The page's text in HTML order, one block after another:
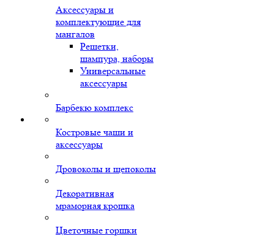
Аксессуары и
комплектующие для
мангалов
Решетки,
шампура, наборы
Универсальные
аксессуары
Барбекю комплекс
Костровые чаши и
аксессуары
Дровоколы и щепоколы
Декоративная
мраморная крошка
Цветочные горшки